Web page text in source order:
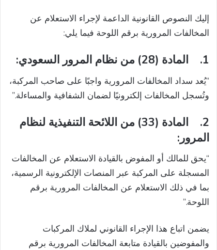
إليك النصوص القانونية الداعمة لإجراء الاستعلام عن
المخالفات المرورية برقم اللوحة فيما يلي:
1. المادة (28) من نظام المرور السعودي :
“يُعد سداد المخالفات المرورية واجبًا على صاحب المركبة،
وتُسجل المخالفات إلكترونيًا لضمان الشفافية والمساءلة.”
2.
المادة (33) من اللائحة التنفيذية لنظام
المرور:
“يحق للمالك أو المفوض بالقيادة الاستعلام عن المخالفات
المسجلة على المركبة عبر المنصات الإلكترونية الرسمية،
بما في ذلك الاستعلام عن المخالفات المرورية برقم
اللوحة.”
يضمن اتباع هذا الإجراء القانوني لملاك المركبات
والمفوضين بالقيادة متابعة المخالفات المرورية برقم